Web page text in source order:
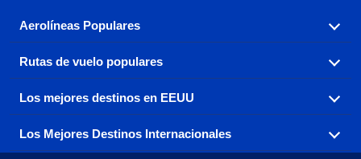
Aerolíneas Populares
Explora nuestras opciones de tarifas aéreas baratas por
aerolínea, con más de 500 opciones para elegir.
Aeromexico
Air France Alaska Airlines
Rutas de vuelo populares
Reserva una de nuestras rutas de vuelo más populares
con tres sencillos clics.
Los mejores destinos en EEUU
Encuentra boletos de avión baratos a destinos
populares de los EEUU de costa a costa.
Los Mejores Destinos Internacionales